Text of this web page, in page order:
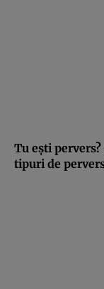
Tu eşti
tipuri de